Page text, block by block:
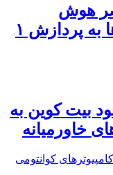
هوش
مصنوعی؛ نیاز بلاک چین‌ها به پردازش ۱
بیت کوین به